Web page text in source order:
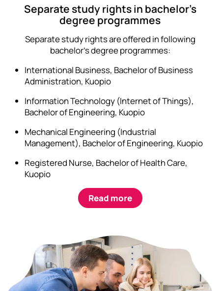
Separate study rights in bachelor’s
degree programmes
Separate study rights are offered in following
bachelor’s degree programmes:
International Business, Bachelor of Business
Administration, Kuopio
Information Technology (Internet of Things),
Bachelor of Engineering, Kuopio
Mechanical Engineering (Industrial
Management), Bachelor of Engineering, Kuopio
Registered Nurse, Bachelor of Health Care,
Kuopio
Read more